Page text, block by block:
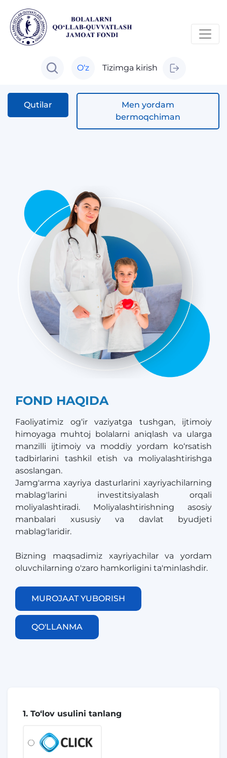
O‘z Tizimga kirish
Qutilar
Men yordam
bermoqchiman
FOND HAQIDA
Faoliyatimiz og‘ir vaziyatga tushgan, ijtimoiy
himoyaga muhtoj bolalarni aniqlash va ularga
manzilli ijtimoiy va moddiy yordam ko‘rsatish
tadbirlarini tashkil etish va moliyalashtirishga
asoslangan.
​​​​​​​Jamg'arma xayriya dasturlarini xayriyachilarning
mablag'larini investitsiyalash orqali
moliyalashtiradi. Moliyalashtirishning asosiy
manbalari xususiy va davlat byudjeti
mablag'laridir.
Bizning maqsadimiz xayriyachilar va yordam
oluvchilarning o'zaro hamkorligini ta'minlashdir.
MUROJAAT YUBORISH
QO'LLANMA
1. To‘lov usulini tanlang